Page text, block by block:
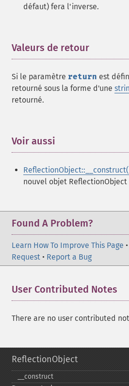
défaut) fera l'inverse.
Valeurs de retour
Si le paramètre return est
retourné sous la forme d'une
retourné.
Voir aussi
nouvel objet ReflectionObject
Found A Problem?
Learn How To Improve This Page •
Request • Report a Bug
User Contributed Notes
There are no user contributed
ReflectionObject
_​_​construct